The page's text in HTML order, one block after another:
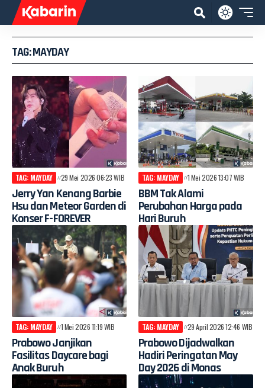
TAG: MAYDAY
TAG: MAYDAY 29 Mei 2026 06:23 WIB
Jerry Yan Kenang Barbie
Hsu dan Meteor Garden di
Konser F-FOREVER
TAG: MAYDAY 1 Mei 2026 13:07 WIB
BBM Tak Alami
Perubahan Harga pada
Hari Buruh
TAG: MAYDAY 1 Mei 2026 11:19 WIB
Prabowo Janjikan
Fasilitas Daycare bagi
Anak Buruh
TAG: MAYDAY 29 April 2026 12:46 WIB
Prabowo Dijadwalkan
Hadiri Peringatan May
Day 2026 di Monas